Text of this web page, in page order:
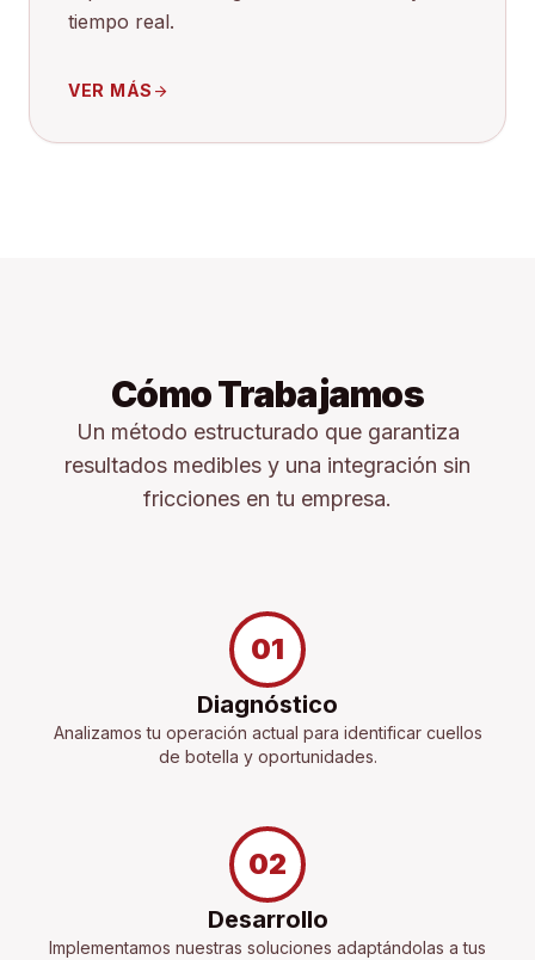
tiempo real.
VER MÁS arrow_forward
Cómo Trabajamos
Un método estructurado que garantiza
resultados medibles y una integración sin
fricciones en tu empresa.
01
Diagnóstico
Analizamos tu operación actual para identificar cuellos
de botella y oportunidades.
02
Desarrollo
Implementamos nuestras soluciones adaptándolas a tus